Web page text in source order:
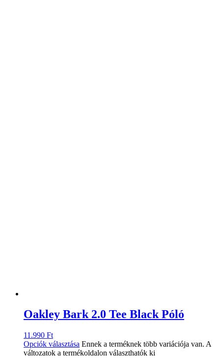
Oakley Bark 2.0 Tee Black Póló
11.990 Ft
Opciók választása Ennek a terméknek több variációja van. A
változatok a termékoldalon választhatók ki